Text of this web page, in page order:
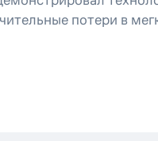
потери в